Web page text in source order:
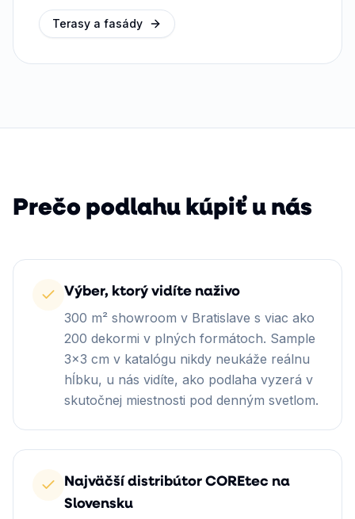
Terasy a fasády
Prečo podlahu kúpiť u nás
Výber, ktorý vidíte naživo
300 m² showroom v Bratislave s viac ako
200 dekormi v plných formátoch. Sample
3×3 cm v katalógu nikdy neukáže reálnu
hĺbku, u nás vidíte, ako podlaha vyzerá v
skutočnej miestnosti pod denným svetlom.
Najväčší distribútor COREtec na
Slovensku